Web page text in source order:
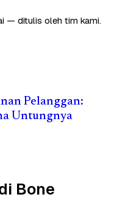
— ditulis oleh tim kami.
Pelanggan:
Untungnya
Bone